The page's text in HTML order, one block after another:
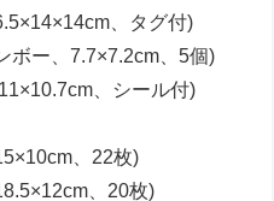
、タグ付)
ボー、7.7×7.2cm、5個)
、シール付)
、22枚)
、20枚)